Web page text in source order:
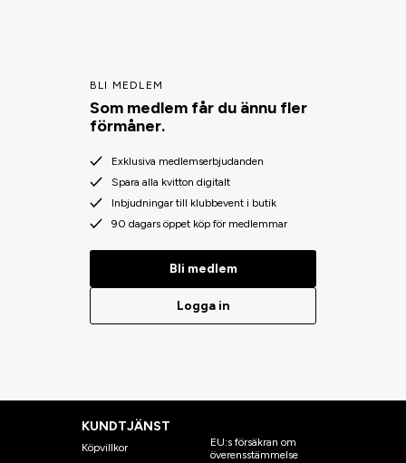
BLI MEDLEM
Som medlem får du ännu fler
förmåner.
Exklusiva medlemserbjudanden
Spara alla kvitton digitalt
Inbjudningar till klubbevent i butik
90 dagars öppet köp för medlemmar
Bli medlem
Logga in
KUNDTJÄNST
Köpvillkor
EU:s försäkran om
överensstämmelse